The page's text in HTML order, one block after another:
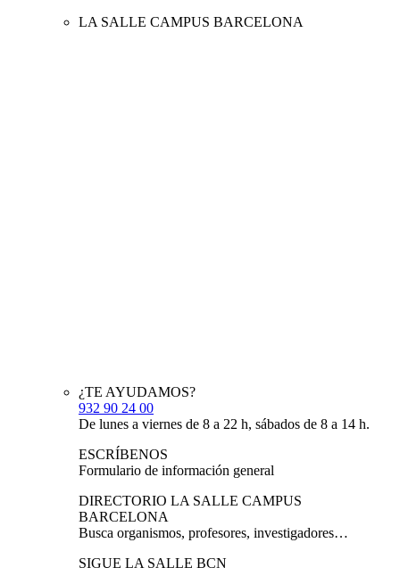
LA SALLE CAMPUS BARCELONA
¿TE AYUDAMOS?
932 90 24 00
De lunes a viernes de 8 a 22 h, sábados de 8 a 14 h.
ESCRÍBENOS
Formulario de información general
DIRECTORIO LA SALLE CAMPUS
BARCELONA
Busca organismos, profesores, investigadores…
SIGUE LA SALLE BCN